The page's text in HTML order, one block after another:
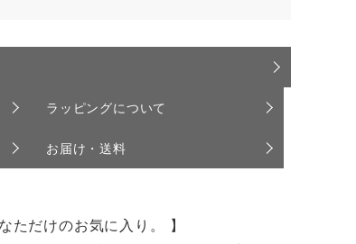
ラッピングについて
お届け・送料
ただけのお気に入り。 】